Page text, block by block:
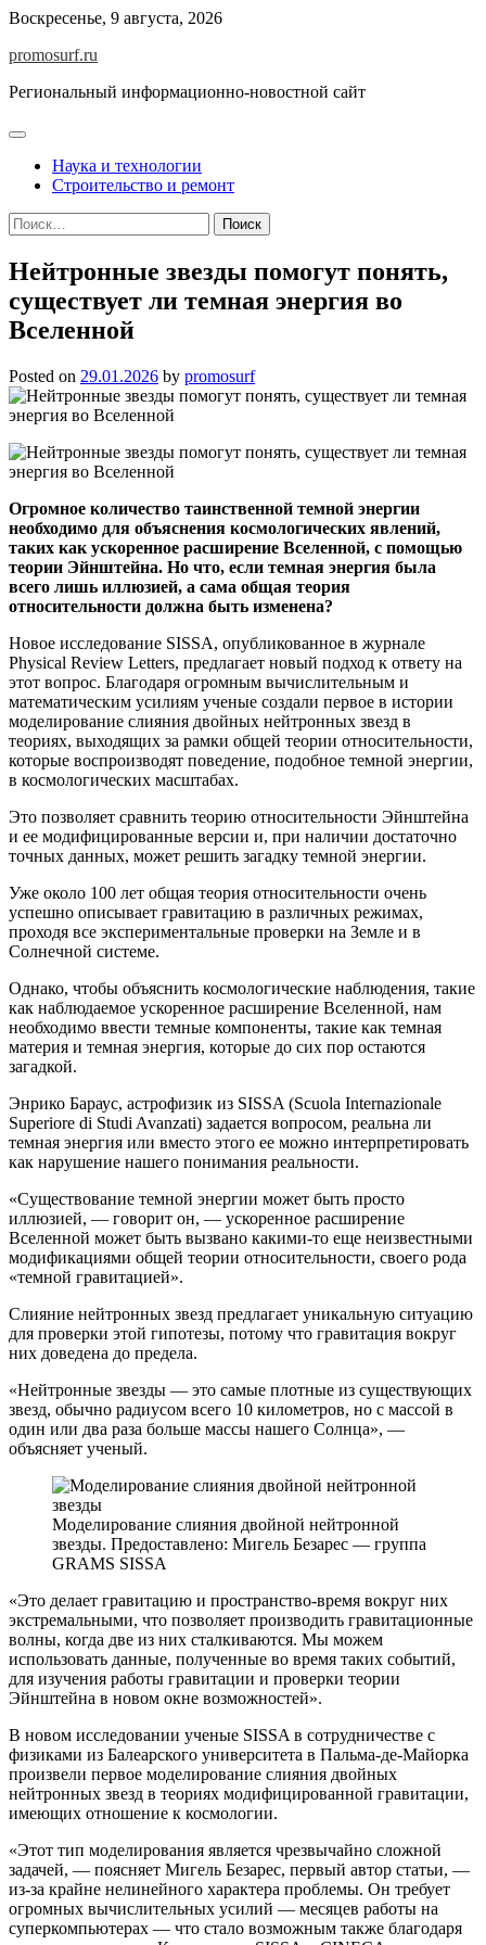
Skip
content
Воскресенье, 9 августа, 2026
promosurf.ru
Региональный информационно-новостной сайт
Наука и технологии
Строительство и ремонт
Найти:
Нейтронные звезды помогут понять,
существует ли темная энергия во
Вселенной
Posted on 29.01.2026 by promosurf
Огромное количество таинственной темной энергии
необходимо для объяснения космологических явлений,
таких как ускоренное расширение Вселенной, с помощью
теории Эйнштейна. Но что, если темная энергия была
всего лишь иллюзией, а сама общая теория
относительности должна быть изменена?
Новое исследование SISSA, опубликованное в журнале
Physical Review Letters, предлагает новый подход к ответу на
этот вопрос. Благодаря огромным вычислительным и
математическим усилиям ученые создали первое в истории
моделирование слияния двойных нейтронных звезд в
теориях, выходящих за рамки общей теории относительности,
которые воспроизводят поведение, подобное темной энергии,
в космологических масштабах.
Это позволяет сравнить теорию относительности Эйнштейна
и ее модифицированные версии и, при наличии достаточно
точных данных, может решить загадку темной энергии.
Уже около 100 лет общая теория относительности очень
успешно описывает гравитацию в различных режимах,
проходя все экспериментальные проверки на Земле и в
Солнечной системе.
Однако, чтобы объяснить космологические наблюдения, такие
как наблюдаемое ускоренное расширение Вселенной, нам
необходимо ввести темные компоненты, такие как темная
материя и темная энергия, которые до сих пор остаются
загадкой.
Энрико Бараус, астрофизик из SISSA (Scuola Internazionale
Superiore di Studi Avanzati) задается вопросом, реальна ли
темная энергия или вместо этого ее можно интерпретировать
как нарушение нашего понимания реальности.
«Существование темной энергии может быть просто
иллюзией, — говорит он, — ускоренное расширение
Вселенной может быть вызвано какими-то еще неизвестными
модификациями общей теории относительности, своего рода
«темной гравитацией».
Слияние нейтронных звезд предлагает уникальную ситуацию
для проверки этой гипотезы, потому что гравитация вокруг
них доведена до предела.
«Нейтронные звезды — это самые плотные из существующих
звезд, обычно радиусом всего 10 километров, но с массой в
один или два раза больше массы нашего Солнца», —
объясняет ученый.
Моделирование слияния двойной нейтронной
звезды. Предоставлено: Мигель Безарес — группа
GRAMS SISSA
«Это делает гравитацию и пространство-время вокруг них
экстремальными, что позволяет производить гравитационные
волны, когда две из них сталкиваются. Мы можем
использовать данные, полученные во время таких событий,
для изучения работы гравитации и проверки теории
Эйнштейна в новом окне возможностей».
В новом исследовании ученые SISSA в сотрудничестве с
физиками из Балеарского университета в Пальма-де-Майорка
произвели первое моделирование слияния двойных
нейтронных звезд в теориях модифицированной гравитации,
имеющих отношение к космологии.
«Этот тип моделирования является чрезвычайно сложной
задачей, — поясняет Мигель Безарес, первый автор статьи, —
из-за крайне нелинейного характера проблемы. Он требует
огромных вычислительных усилий — месяцев работы на
суперкомпьютерах — что стало возможным также благодаря